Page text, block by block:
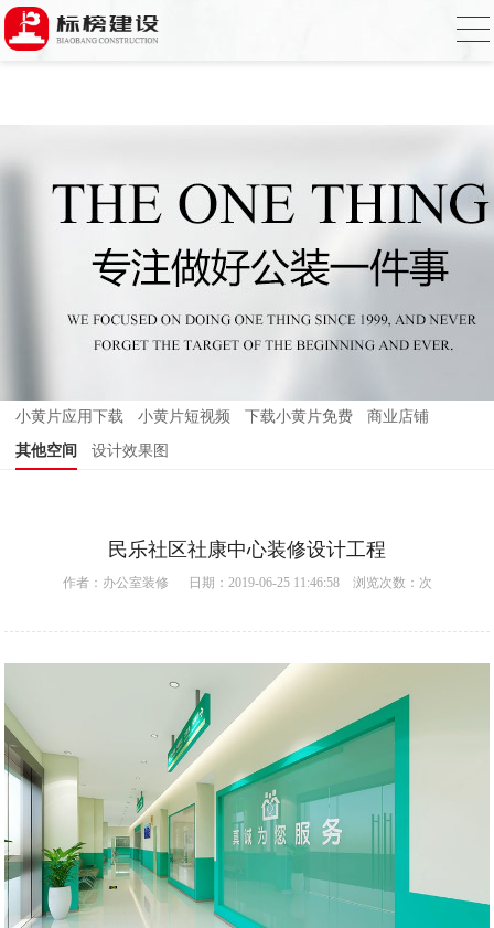
小黄片大全下载,小黄片应用下载,小黄片短
视频,下载小黄片免费
小黄片应用下载 小黄片短视频 下载小黄片免费 商业店铺
其他空间 设计效果图
民乐社区社康中心装修设计工程
作者： 办公室装修 日期：2019-06-25 11:46:58 浏览次数： 次